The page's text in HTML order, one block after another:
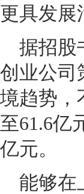
更具发展
据招股
创业公司
境趋势，
至61.6亿
亿元。
能够在